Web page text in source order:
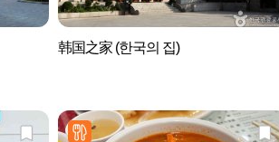
韩国之家 (한국의 집)